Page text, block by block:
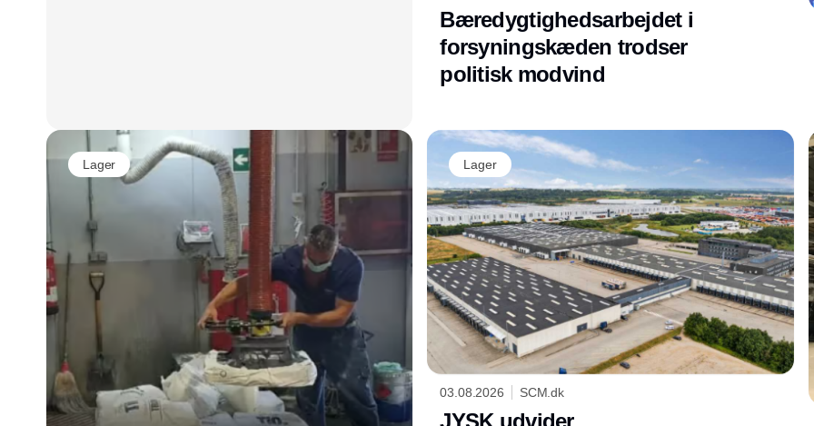
Bæredygtighedsarbejdet i
forsyningskæden trodser
politisk modvind
Lager Lager
03.08.2026 SCM.dk